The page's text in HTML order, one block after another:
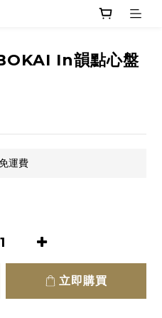
In韻點心盤
運費
立即購買